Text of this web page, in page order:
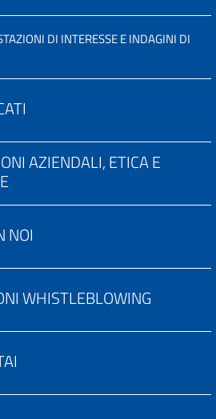
DI INTERESSE E INDAGINI DI
AZIENDALI, ETICA E
NOI
WHISTLEBLOWING